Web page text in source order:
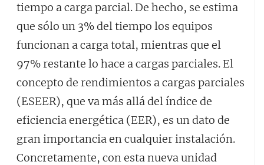
tiempo a carga parcial. De hecho, se estima
que sólo un 3% del tiempo los equipos
funcionan a carga total, mientras que el
97% restante lo hace a cargas parciales. El
concepto de rendimientos a cargas parciales
(ESEER), que va más allá del índice de
eficiencia energética (EER), es un dato de
gran importancia en cualquier instalación.
Concretamente, con esta nueva unidad